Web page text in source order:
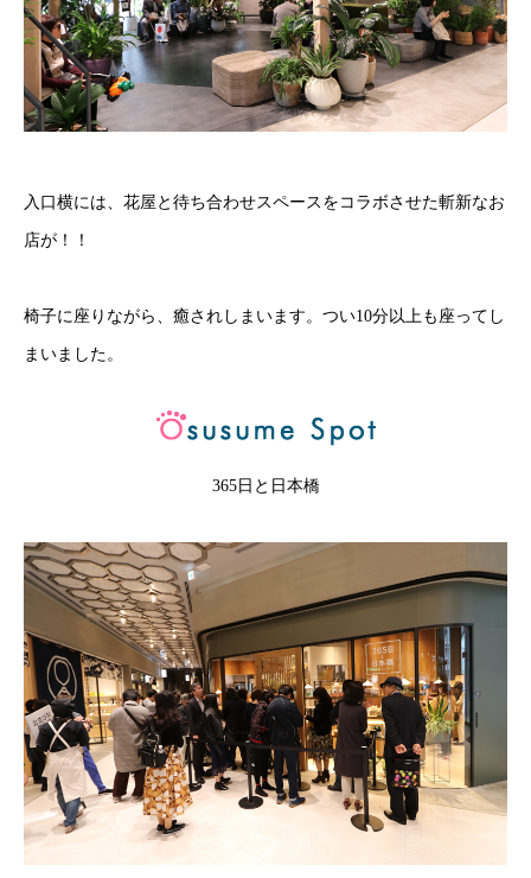
入口横には、花屋と待ち合わせスペースをコラボさせた斬新なお
店が！！
椅子に座りながら、癒されしまいます。つい10分以上も座ってし
まいました。
365日と日本橋